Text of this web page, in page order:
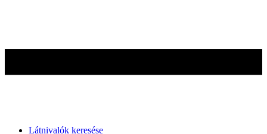
Látnivalók keresése